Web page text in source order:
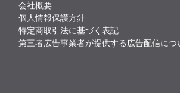
会社概要
個人情報保護方針
特定商取引法に基づく表記
第三者広告事業者が提供する広告配信につ